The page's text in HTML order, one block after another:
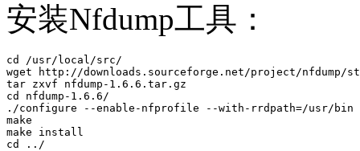
安装Nfdump工具：
cd /usr/local/src/
wget http://downloads.sourceforge.net/project/nfdump/
tar zxvf nfdump-1.6.6.tar.gz
cd nfdump-1.6.6/
./configure --enable-nfprofile --with-rrdpath=/usr/bin
make
make install
cd ../